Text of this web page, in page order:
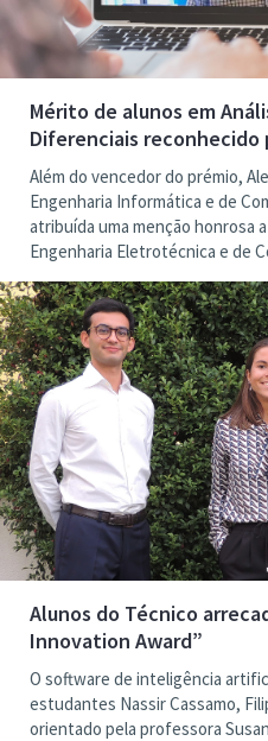
Mérito de alunos em
Diferenciais reconhecido
Além do vencedor do prémio,
Engenharia Informática e de
atribuída uma menção honrosa
Engenharia Eletrotécnica e de
Alunos do Técnico
Innovation Award”
O software de inteligência
estudantes Nassir Cassamo,
orientado pela professora